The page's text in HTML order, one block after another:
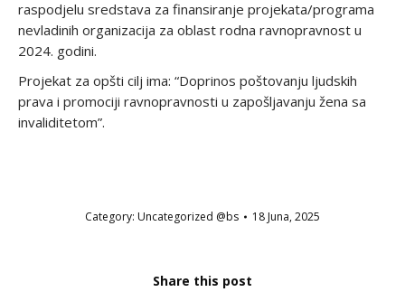
raspodjelu sredstava za finansiranje projekata/programa
nevladinih organizacija za oblast rodna ravnopravnost u
2024. godini.
Projekat za opšti cilj ima: “Doprinos poštovanju ljudskih
prava i promociji ravnopravnosti u zapošljavanju žena sa
invaliditetom”.
Category: Uncategorized @bs 18 Juna, 2025
Share this post